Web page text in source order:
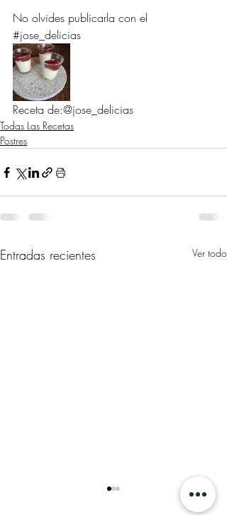
No olvides publicarla con el
#jose_delicias
Receta de:@jose_delicias
Todas Las Recetas
Postres
Entradas recientes Ver todo